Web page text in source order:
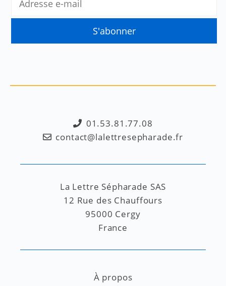
01.53.81.77.08
contact@lalettresepharade.fr
La Lettre Sépharade SAS
12 Rue des Chauffours
95000 Cergy
France
À propos